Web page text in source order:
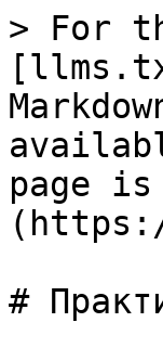
> For
page
#